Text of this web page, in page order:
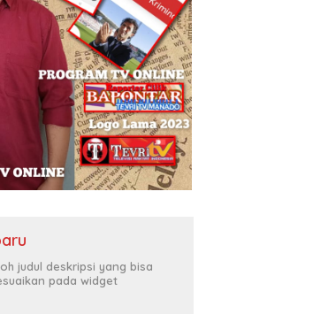
judul deskripsi yang bisa
pada widget